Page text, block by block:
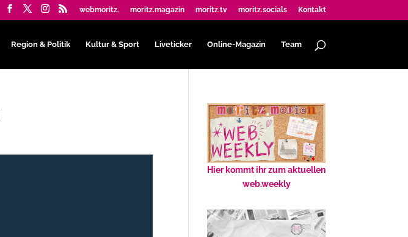
webmoritz. moritz.magazin moritz.tv moritz.socials Kontakt
Region & Politik Kultur & Sport Liveticker Online-Magazin Team
Hier kommt ihr zum aktuellen
web.weekly